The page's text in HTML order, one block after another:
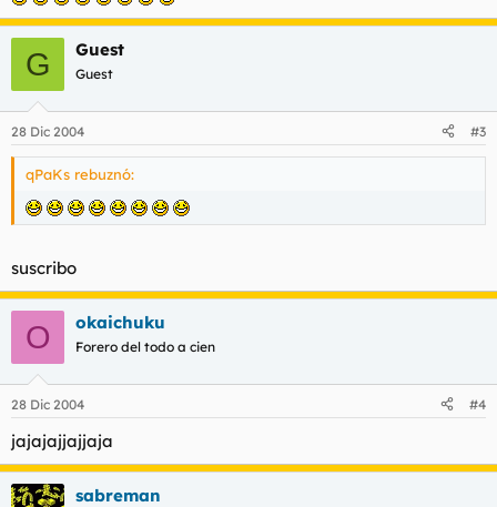
G Guest
Guest
28 Dic 2004 #3
qPaKs rebuznó:
suscribo
O okaichuku
Forero del todo a cien
28 Dic 2004 #4
jajajajjajjaja
sabreman